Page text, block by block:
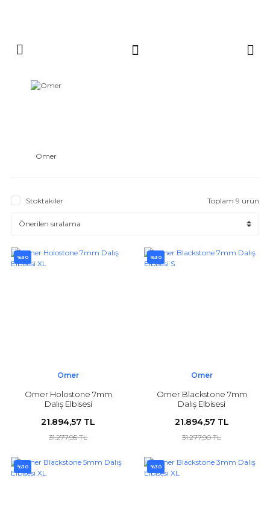
Omer
Stoktakiler Toplam 9 ürün
%30
Omer
Omer Holostone 7mm
Dalış Elbisesi
21.894,57 TL
31.277,95 TL
%30
Omer
Omer Blackstone 7mm
Dalış Elbisesi
21.894,57 TL
31.277,90 TL
%30 %30